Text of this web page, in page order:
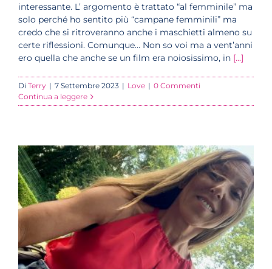
interessante. L’ argomento è trattato “al femminile” ma
solo perché ho sentito più “campane femminili” ma
credo che si ritroveranno anche i maschietti almeno su
certe riflessioni. Comunque… Non so voi ma a vent’anni
ero quella che anche se un film era noiosissimo, in [...]
Di Terry | 7 Settembre 2023 | Love | 0 Commenti
Continua a leggere